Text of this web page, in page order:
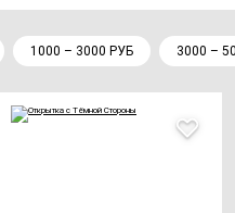
1000 – 3000 РУБ 3000 –